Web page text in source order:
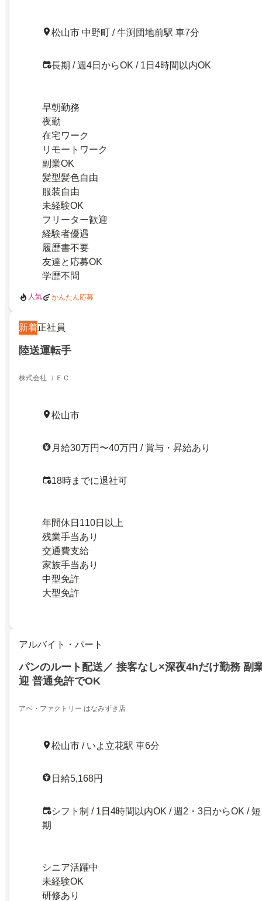
松山市 中野町 / 牛渕団地前駅 車7分
長期 / 週4日からOK / 1日4時間以内OK
早朝勤務
夜勤
在宅ワーク
リモートワーク
副業OK
髪型髪色自由
服装自由
未経験OK
フリーター歓迎
経験者優遇
履歴書不要
友達と応募OK
学歴不問
人気 かんたん応募
新着正社員
陸送運転手
株式会社 ＪＥＣ
松山市
月給30万円〜40万円 / 賞与・昇給あり
18時までに退社可
年間休日110日以上
残業手当あり
交通費支給
家族手当あり
中型免許
大型免許
アルバイト・パート
パンのルート配送／ 接客なし×深夜4hだけ勤務 副
迎 普通免許でOK
アペ・ファクトリー はなみずき店
松山市 / いよ立花駅 車6分
日給5,168円
シフト制 / 1日4時間以内OK / 週2・3日からOK / 短
期
シニア活躍中
未経験OK
研修あり